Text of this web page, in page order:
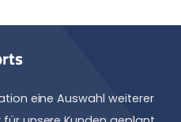
eine Auswahl weiterer